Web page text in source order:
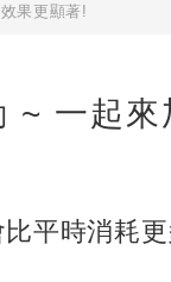
果更顯著!
~ 一起
平時消耗